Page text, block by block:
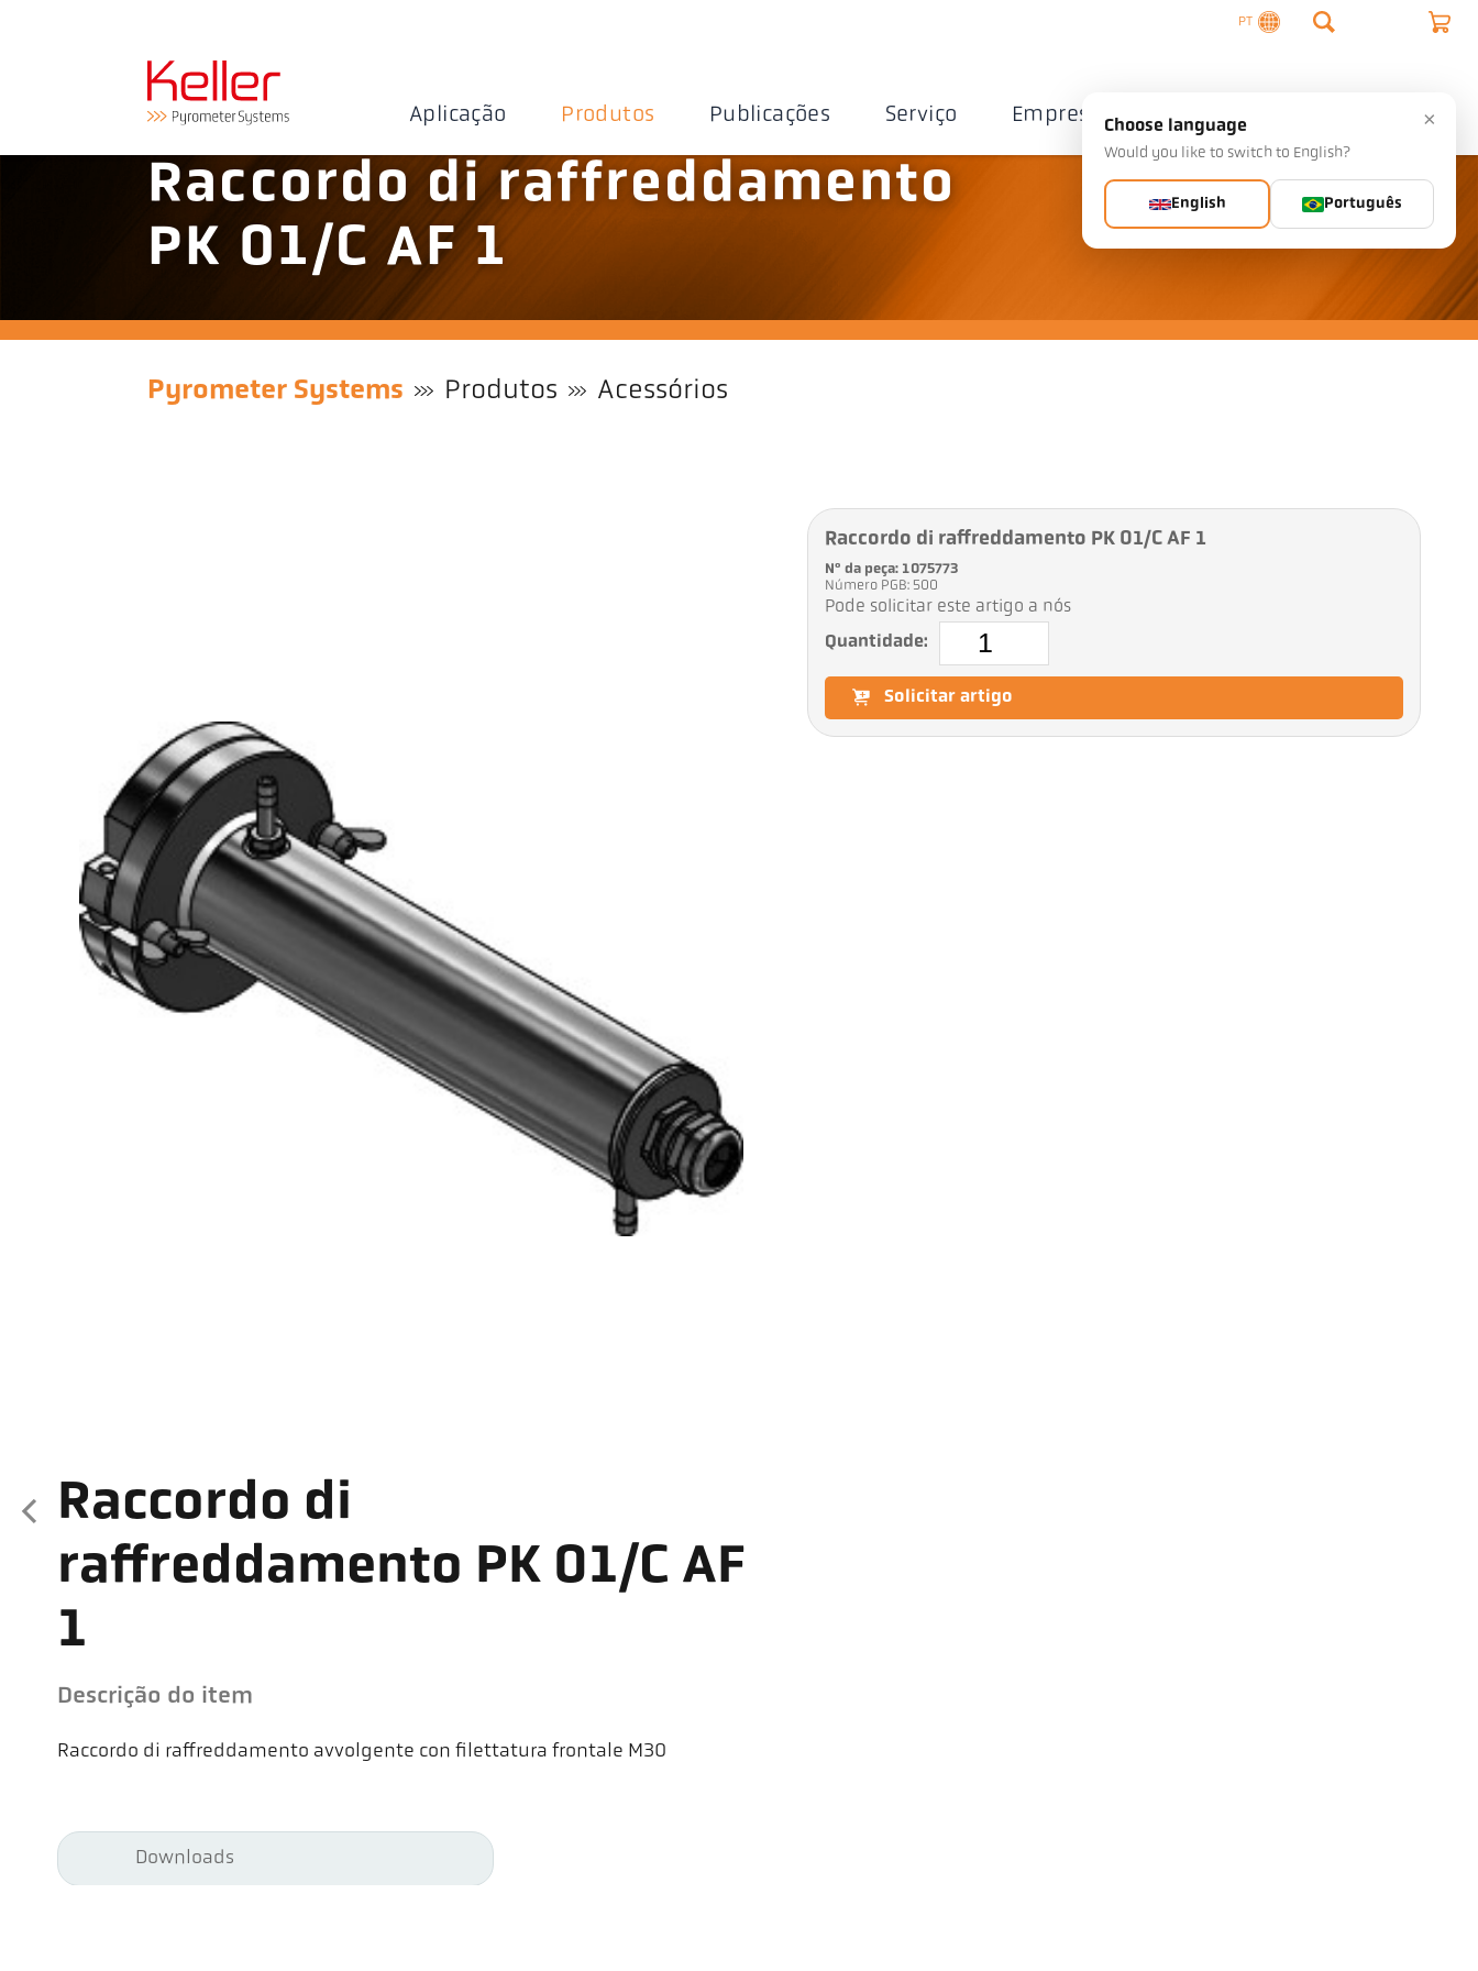
PT
Aplicação Produtos Publicações Serviço Empresa Contacto
Raccordo di raffreddamento
PK 01/C AF 1
Pyrometer Systems Produtos Acessórios
Raccordo di
raffreddamento PK 01/C AF
1
Descrição do item
Raccordo di raffreddamento avvolgente con filettatura frontale M30
Raccordo di raffreddamento PK 01/C AF 1
Nº da peça: 1075773
Número PGB: 500
Pode solicitar este artigo a nós
Quantidade:
Solicitar artigo
Downloads
×
Choose language
Would you like to switch to English?
English Português